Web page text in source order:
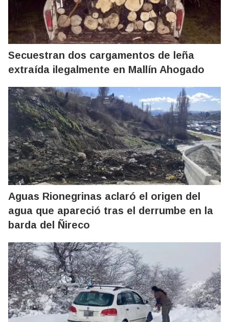
Secuestran dos cargamentos de leña
extraída ilegalmente en Mallín Ahogado
Aguas Rionegrinas aclaró el origen del
agua que apareció tras el derrumbe en la
barda del Ñireco